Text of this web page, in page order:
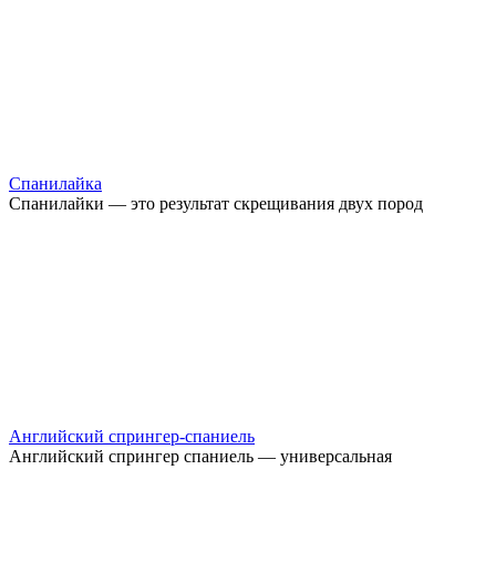
Спанилайка
Спанилайки — это результат скрещивания двух пород
Английский спрингер-спаниель
Английский спрингер спаниель — универсальная